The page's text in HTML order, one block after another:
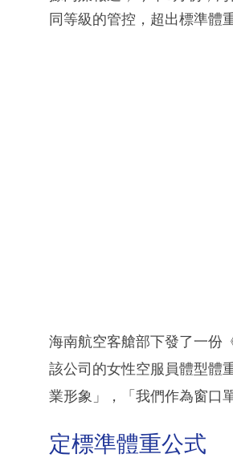
同等級的管控，超出標準體
海南航空客艙部下發了一份
該公司的女性空服員體型體
業形象」，「我們作為窗口
定標準體重公式